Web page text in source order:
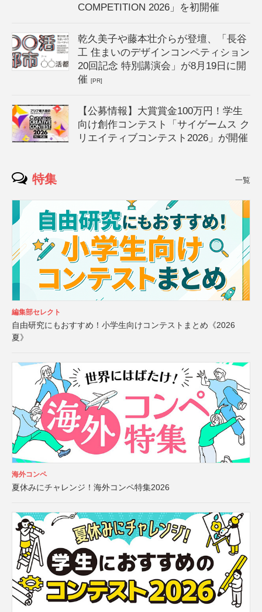
COMPETITION 2026」を初開催
乾久美子や藤本壮介らが登壇、「長谷
工 住まいのデザインコンペティション
20回記念 特別講演会」が8月19日に開
催[PR]
【公募情報】大賞賞金100万円！学生
向け創作コンテスト「サイゲームス ク
リエイティブコンテスト2026」が開催
特集 一覧
編集部セレクト
自由研究にもおすすめ！小学生向けコンテストまとめ《2026
夏》
海外コンペ
夏休みにチャレンジ！海外コンペ特集2026